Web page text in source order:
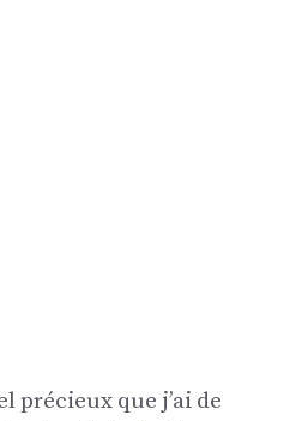
précieux que j’ai de